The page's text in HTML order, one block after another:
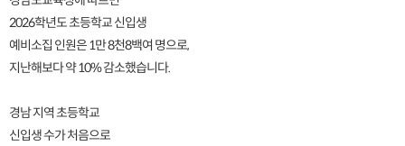
2026학년도 초등학교 신입생
예비소집 인원은 1만 8천8백여 명으로,
지난해보다 약 10% 감소했습니다.
경남 지역 초등학교
신입생 수가 처음으로